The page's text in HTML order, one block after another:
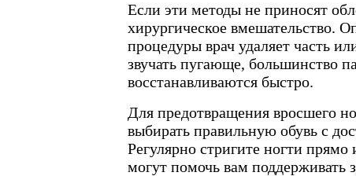
Если эти методы не приносят
хирургическое вмешательство.
процедуры врач удаляет часть
звучать пугающе, большинство
восстанавливаются быстро.
Для предотвращения вросшего
выбирать правильную обувь с
Регулярно стригите ногти
могут помочь вам поддерживать